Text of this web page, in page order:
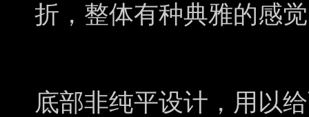
折，整体有种典雅的感
底部非纯平设计，用以